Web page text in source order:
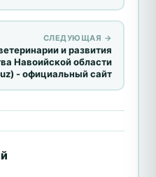
СЛЕДУЮЩАЯ →
и развития
Навоийской области
- официальный сайт